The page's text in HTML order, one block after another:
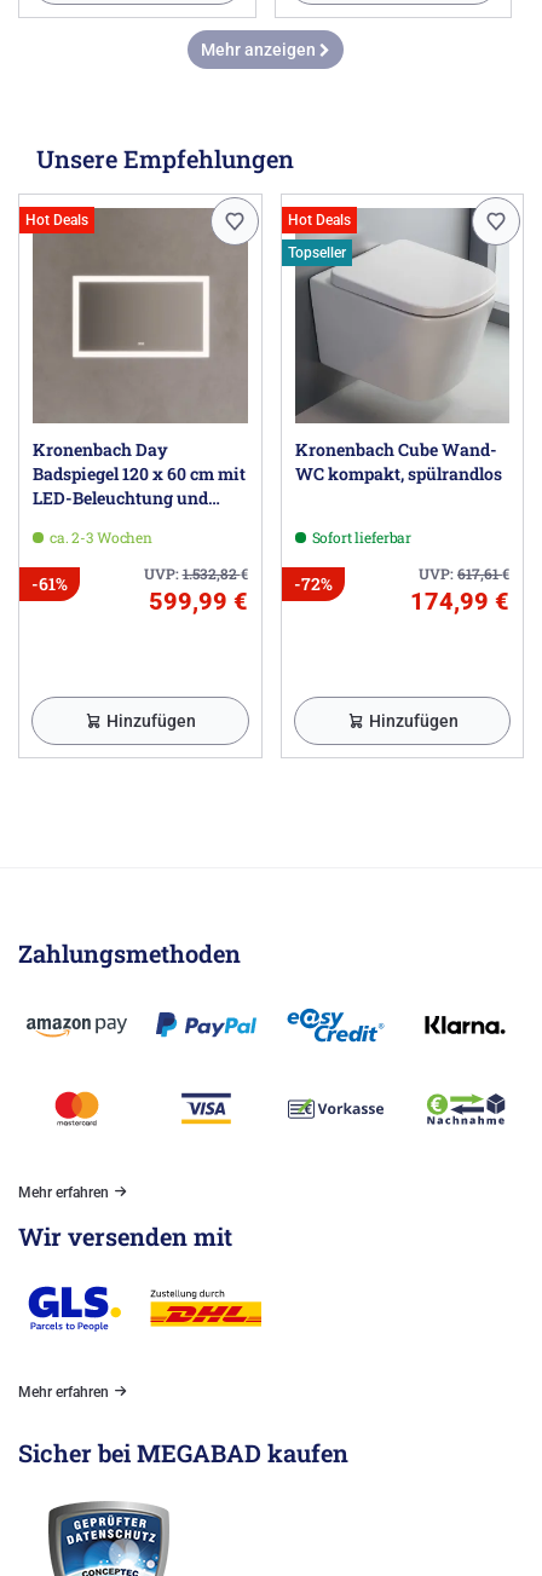
Mehr anzeigen
Unsere Empfehlungen
Hot Deals
Kronenbach Day
Badspiegel 120 x 60 cm mit
LED-Beleuchtung und
ca. 2-3 Wochen
UVP:1.532,82€
-61%
599,99 €
Hinzufügen
Hot Deals
Topseller
Kronenbach Cube Wand-
WC kompakt, spülrandlos
Sofort lieferbar
UVP:617,61€
-72%
174,99 €
Hinzufügen
Zahlungsmethoden
Mehr erfahren
Wir versenden mit
Mehr erfahren
Sicher bei MEGABAD kaufen